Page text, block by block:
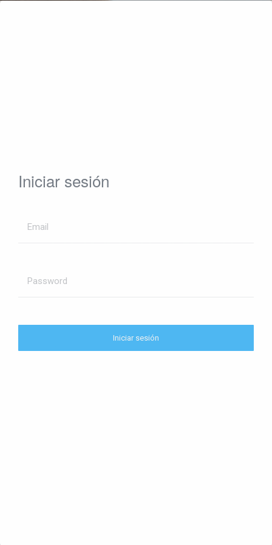
BRASIL
Iniciar sesión
Email
Password
Iniciar sesión